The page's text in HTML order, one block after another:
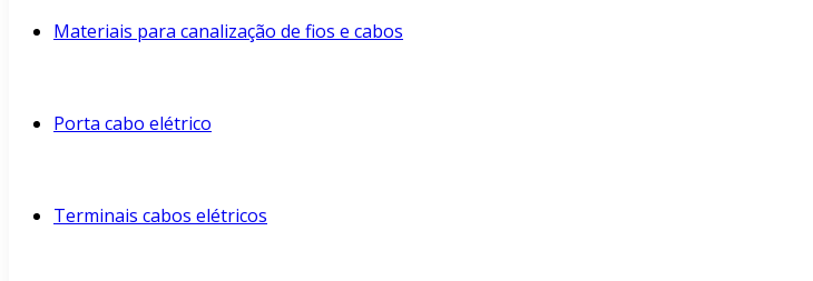
Materiais para canalização de fios e cabos
Porta cabo elétrico
Terminais cabos elétricos